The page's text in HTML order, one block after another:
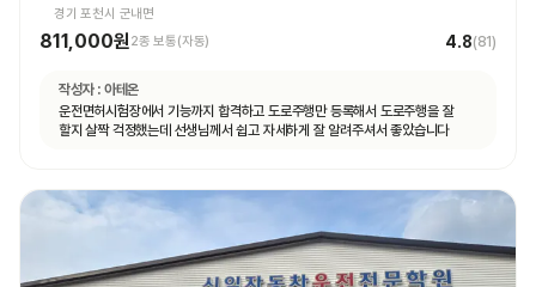
경기 포천시 군내면
811,000원2종 보통(자동) 4.8(81)
작성자 : 아테온
운전면허시험장에서 기능까지 합격하고 도로주행만 등록해서 도로주행을 잘
할지 살짝 걱정했는데 선생님께서 쉽고 자세하게 잘 알려주셔서 좋았습니다